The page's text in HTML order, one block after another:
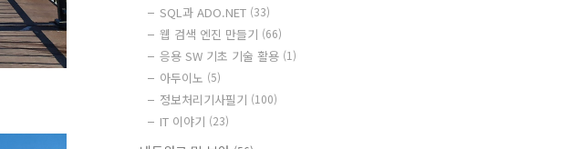
SQL과 ADO.NET (33)
웹 검색 엔진 만들기 (66)
응용 SW 기초 기술 활용 (1)
아두이노 (5)
정보처리기사필기 (100)
IT 이야기 (23)